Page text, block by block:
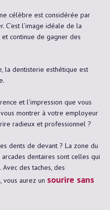
célèbre est considérée par
C’est l’image idéale de la
continue de gagner des
la dentisterie esthétique est
et l’impression que vous
montrer à votre employeur
radieux et professionnel ?
dents de devant ? La zone du
dentaires sont celles qui
des taches, des
vous aurez un sourire sans